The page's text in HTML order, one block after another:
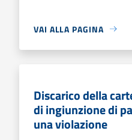
VAI ALLA PAGINA
Discarico della
di ingiunzione di
una violazione